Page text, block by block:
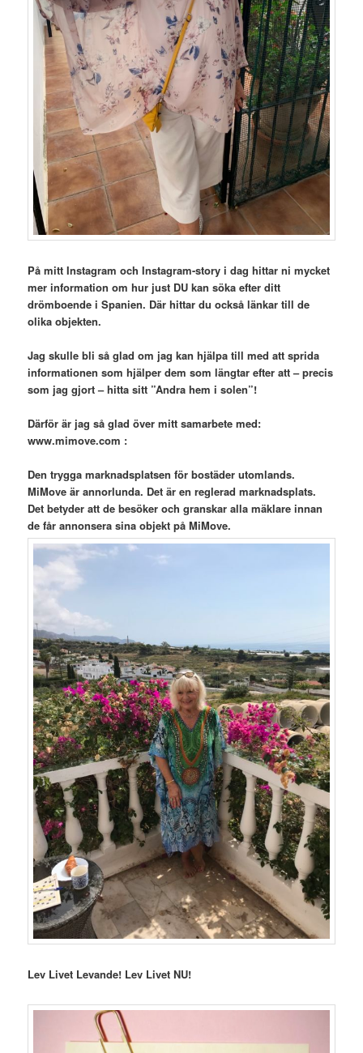
På mitt Instagram och Instagram-story i dag hittar ni mycket
mer information om hur just DU kan söka efter ditt
drömboende i Spanien. Där hittar du också länkar till de
olika objekten.
Jag skulle bli så glad om jag kan hjälpa till med att sprida
informationen som hjälper dem som längtar efter att – precis
som jag gjort – hitta sitt ”Andra hem i solen”!
Därför är jag så glad över mitt samarbete med:
www.mimove.com :
Den trygga marknadsplatsen för bostäder utomlands.
MiMove är annorlunda. Det är en reglerad marknadsplats.
Det betyder att de besöker och granskar alla mäklare innan
de får annonsera sina objekt på MiMove.
Lev Livet Levande! Lev Livet NU!